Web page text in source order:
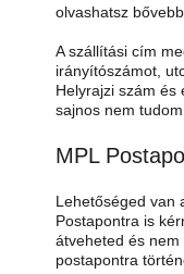
olvashatsz
A szállítási cím
irányítószámot,
Helyrajzi szám és
sajnos nem
MPL
Lehetőséged van
Postapontra is
átveheted és
postapontra